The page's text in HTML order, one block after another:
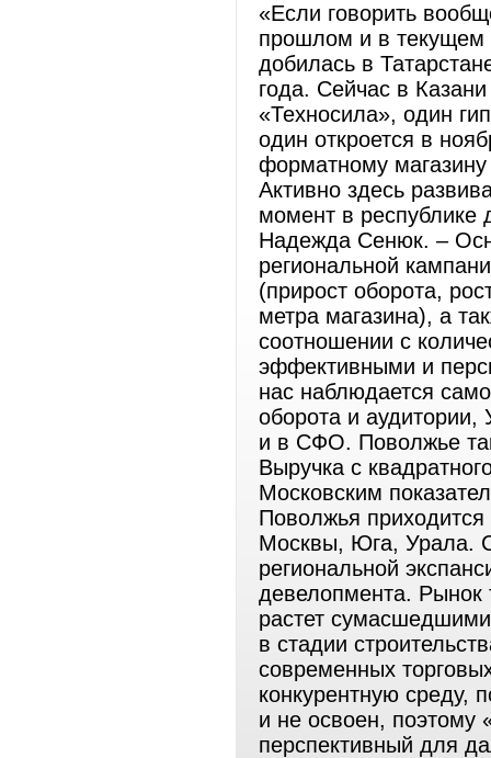
«Если говорить
прошлом и в текущем
добилась в
года. Сейчас в
«Техносила», один
один откроется в
форматному
Активно здесь
момент в республике
Надежда Сенюк. –
региональной
(прирост оборота,
метра магазина), а
соотношении с
эффективными и
нас наблюдается
оборота и аудитории,
и в СФО. Поволжье
Выручка с
Московским
Поволжья приходится
Москвы, Юга, Урала.
региональной
девелопмента. Рынок
растет
в стадии
современных
конкурентную среду,
и не освоен, поэтому
перспективный для